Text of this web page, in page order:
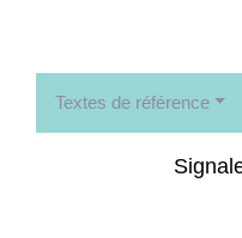
Textes de référence